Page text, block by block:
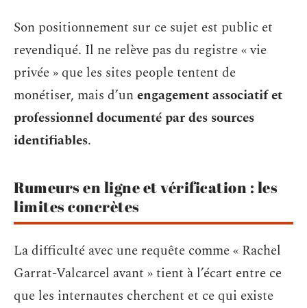
Son positionnement sur ce sujet est public et
revendiqué. Il ne relève pas du registre « vie
privée » que les sites people tentent de
monétiser, mais d’unengagement associatif et
professionnel documenté par des sources
identifiables.
Rumeurs en ligne et vérification : les
limites concrètes
La difficulté avec une requête comme « Rachel
Garrat-Valcarcel avant » tient à l’écart entre ce
que les internautes cherchent et ce qui existe